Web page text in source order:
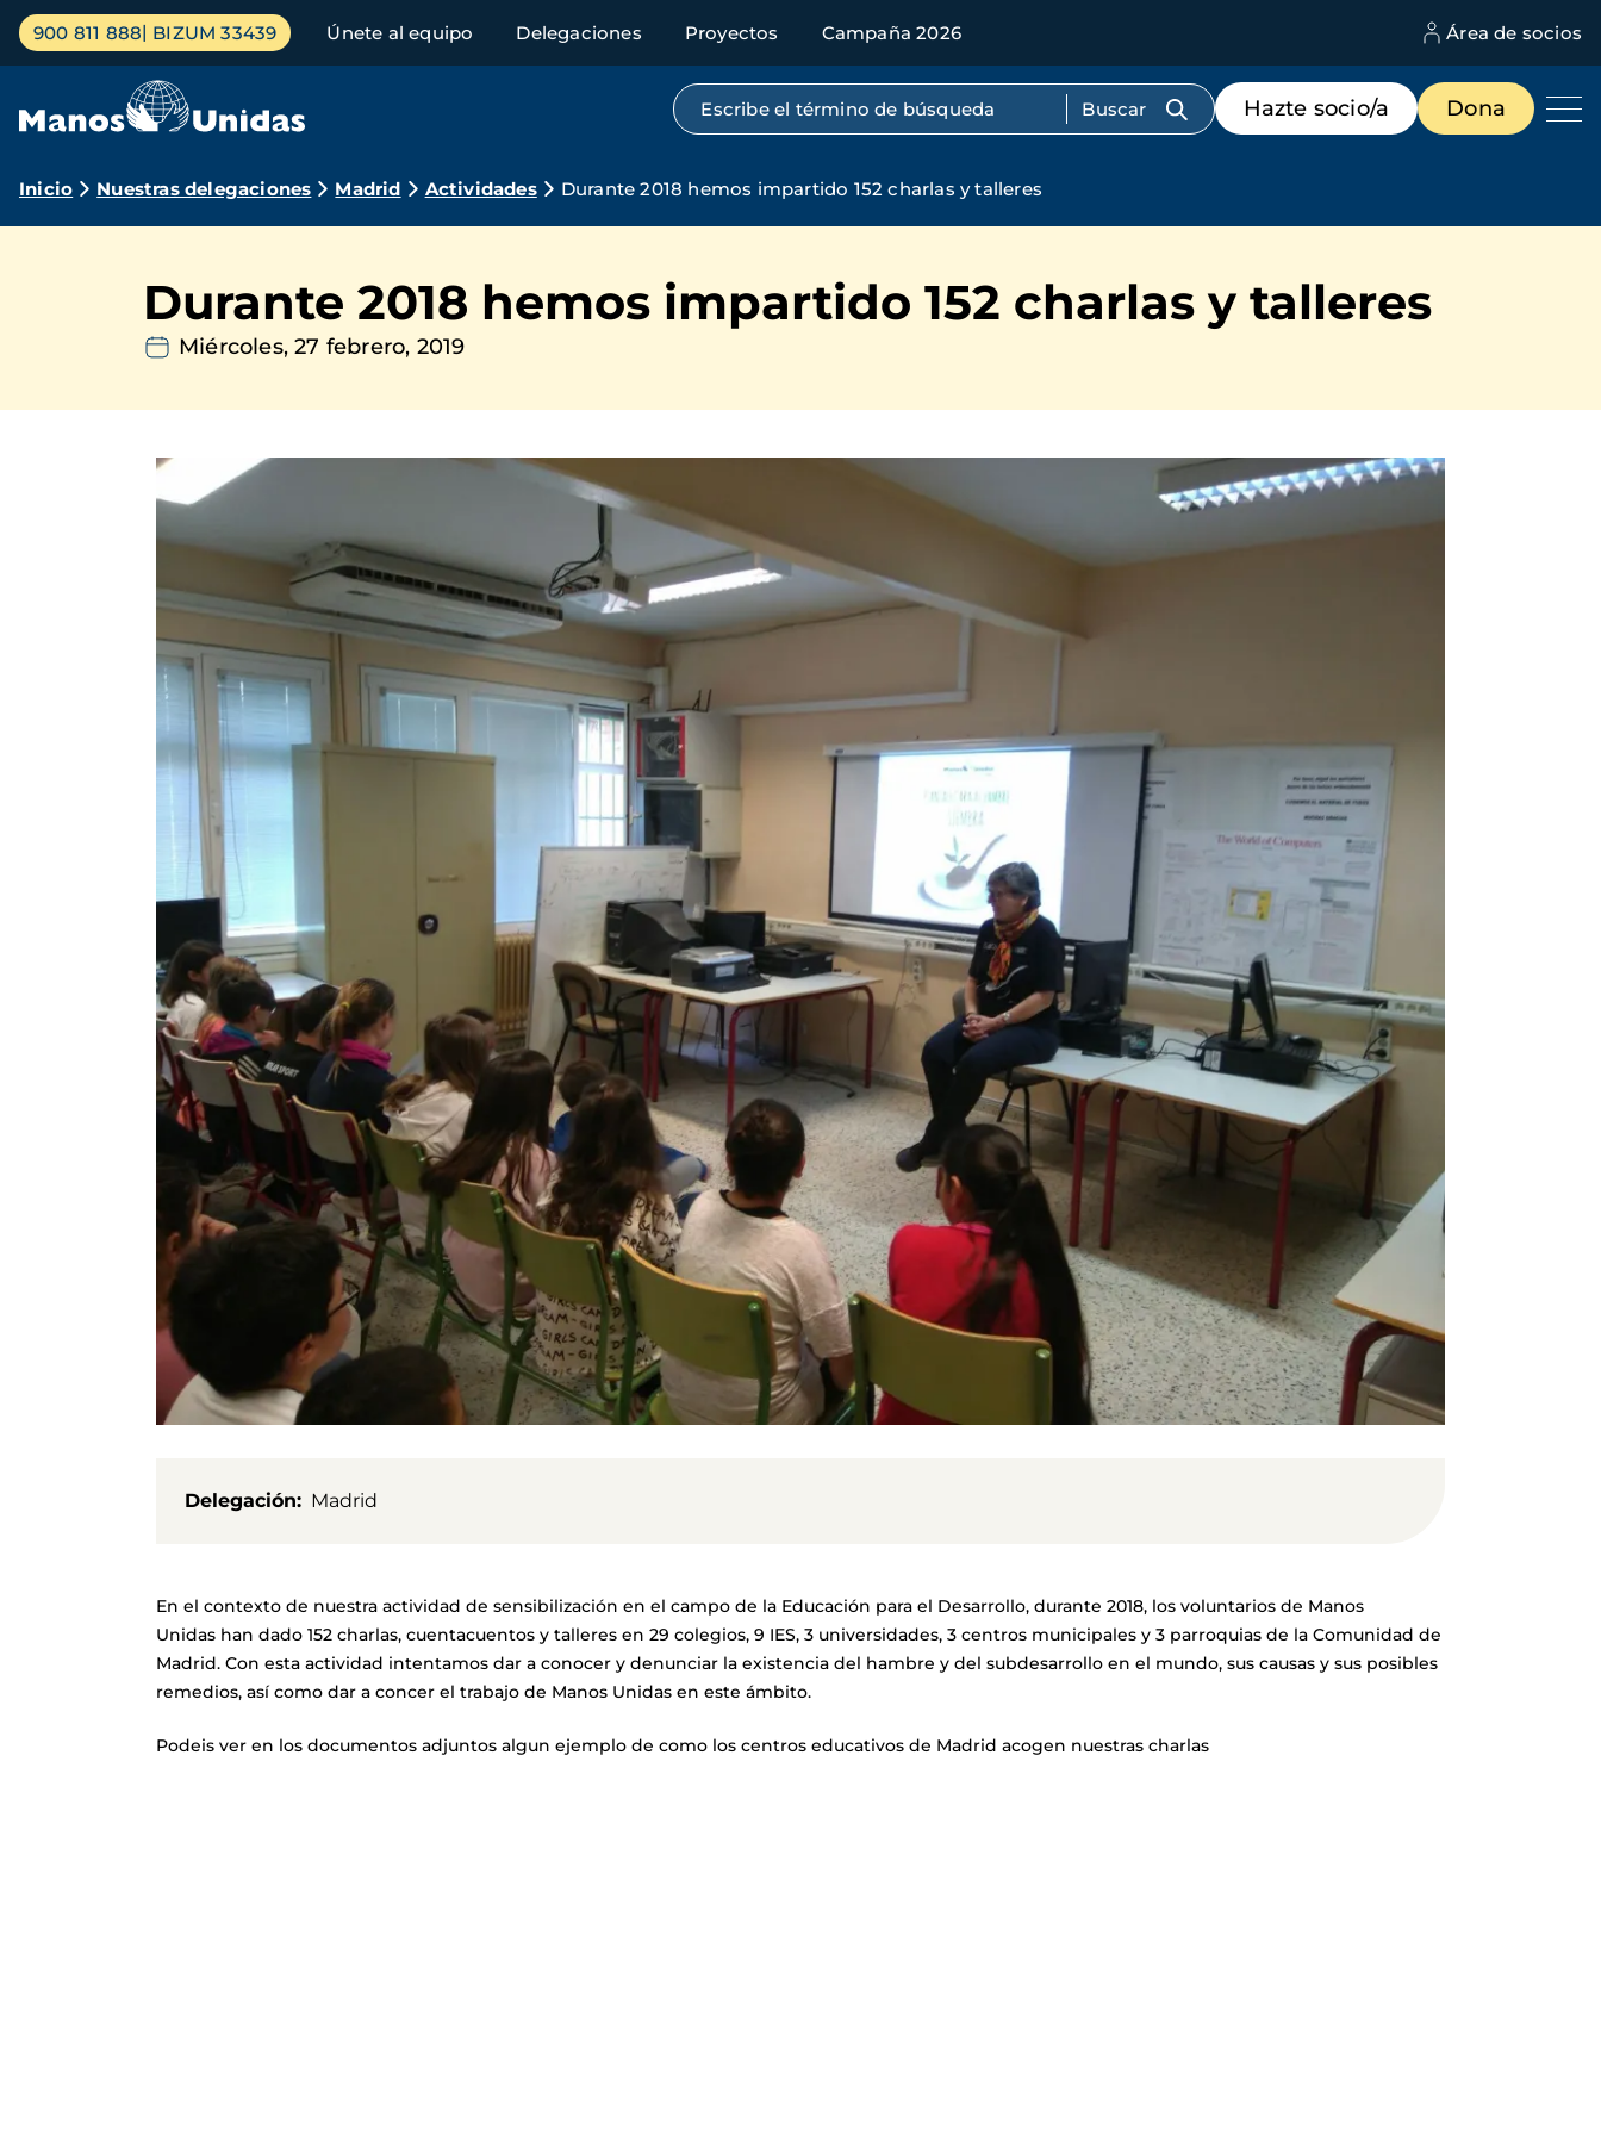
Pasar
contenido
Menú
principal
900 811 888 BIZUM 33439 Únete al equipo Delegaciones Proyectos Campaña 2026 Área de socios
Búsqueda por texto completo
Menú
de
destacados
Hazte socio/a Dona
Ruta
navegación
Inicio Nuestras delegaciones Madrid Actividades Durante 2018 hemos impartido 152 charlas y talleres
Durante 2018 hemos impartido 152 charlas y talleres
Miércoles, 27 febrero, 2019
Delegación Madrid
En el contexto de nuestra actividad de sensibilización en el campo de la Educación para el Desarrollo, durante 2018, los voluntarios de Manos
Unidas han dado 152 charlas, cuentacuentos y talleres en 29 colegios, 9 IES, 3 universidades, 3 centros municipales y 3 parroquias de la Comunidad de
Madrid. Con esta actividad intentamos dar a conocer y denunciar la existencia del hambre y del subdesarrollo en el mundo, sus causas y sus posibles
remedios, así como dar a concer el trabajo de Manos Unidas en este ámbito.
Podeis ver en los documentos adjuntos algun ejemplo de como los centros educativos de Madrid acogen nuestras charlas